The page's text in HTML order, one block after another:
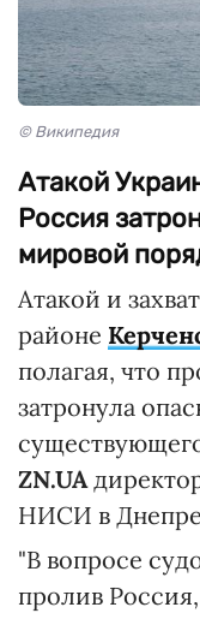
© Википедия
Атакой
Россия
мировой
Атакой и
районе
полагая, что
затронула
ZN.UA
НИСИ в
"В вопросе
пролив